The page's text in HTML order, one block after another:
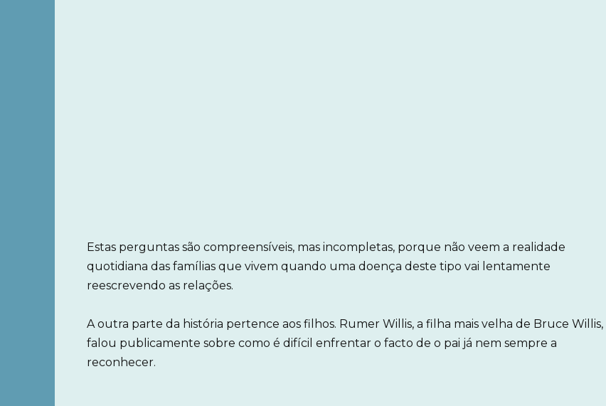
Estas perguntas são compreensíveis, mas incompletas, porque não veem a realidade
quotidiana das famílias que vivem quando uma doença deste tipo vai lentamente
reescrevendo as relações.
A outra parte da história pertence aos filhos. Rumer Willis, a filha mais velha de Bruce Willis,
falou publicamente sobre como é difícil enfrentar o facto de o pai já nem sempre a
reconhecer.